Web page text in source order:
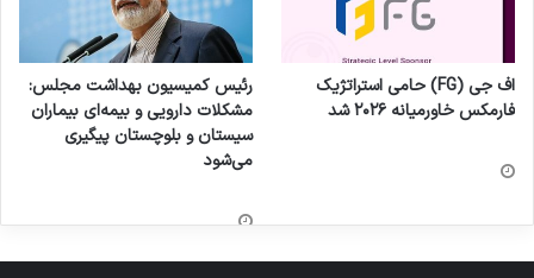
اف جی (FG) حامی استراتژیک
فارمکس خاورمیانه ۲۰۲۶ شد
رئیس کمیسیون بهداشت مجلس:
مشکلات دارویی و بیمه‌ای بیماران
سیستان و بلوچستان پیگیری
می‌شود